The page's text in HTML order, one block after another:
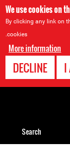
We use cookies on
By clicking any link on
cookies.
More information
I
DECLINE
Search